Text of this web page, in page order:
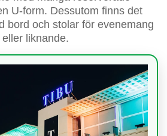
U-form. Dessutom finns det
bord och stolar för evenemang
liknande.